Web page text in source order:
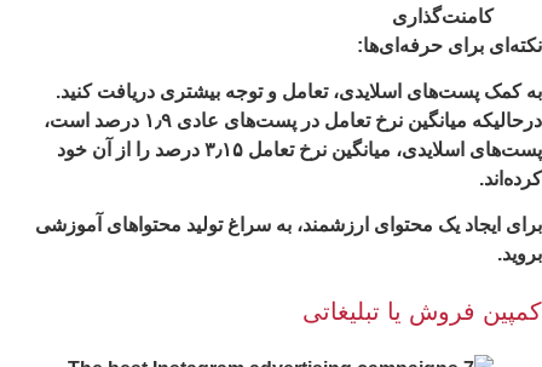
کامنت‌گذاری
برای حرفه‌ای‌ها:
کمک پست‌های اسلایدی، تعامل و توجه بیشتری دریافت کنید.
درحالیکه میانگین نرخ تعامل در پست‌های عادی ۱٫۹ درصد است،
پست‌های اسلایدی، میانگین نرخ تعامل ۳٫۱۵ درصد را از آن خود
ایجاد یک محتوای ارزشمند، به سراغ تولید محتواهای آموزشی
فروش یا تبلیغاتی